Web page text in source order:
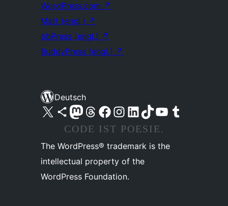
WordPress.com ↗
Matt (engl.) ↗
bbPress (engl.) ↗
BuddyPress (engl.) ↗
Deutsch
Unser X-Konto (früher Twitter) besuchen
Unser Bluesky-Konto besuchen
Unser Mastodon-Konto besuchen
Unser Threads-Konto besuchen
Unsere Facebook-Seite besuchen
Unser Instagram-Konto besuchen
Unser LinkedIn-Konto besuchen
Unser TikTok-Konto besuchen
Unseren YouTube-Kanal besuchen
Unser Tumblr-Konto besuchen
CODE IST POESIE.
The WordPress® trademark is the
intellectual property of the
WordPress Foundation.